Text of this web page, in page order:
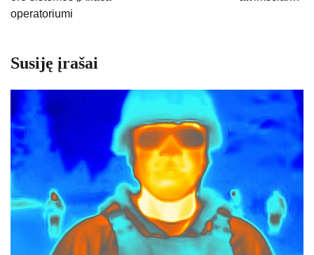
operatoriumi
Susiję įrašai